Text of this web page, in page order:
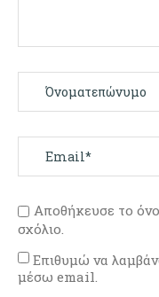
Αποθήκευσε το
σχόλιο.
Επιθυμώ να
μέσω email.